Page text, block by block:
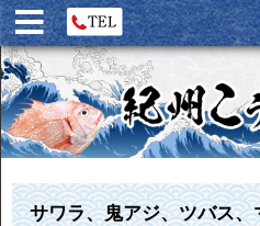
サワラ、鬼アジ、ツバス